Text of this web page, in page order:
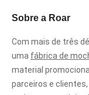
Sobre a Roar
Com mais de três
uma fábrica de
material
parceiros e clientes,